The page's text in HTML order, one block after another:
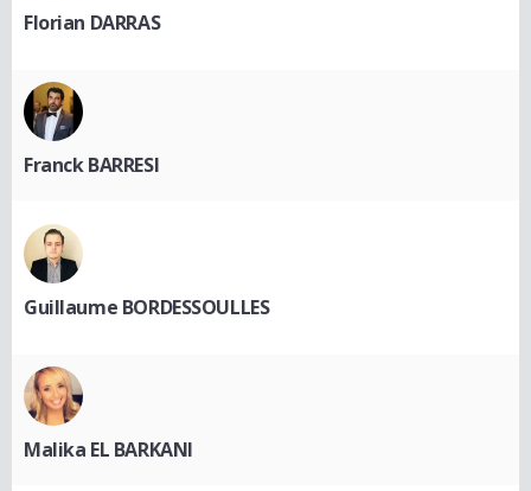
Florian DARRAS
Franck BARRESI
Guillaume BORDESSOULLES
Malika EL BARKANI